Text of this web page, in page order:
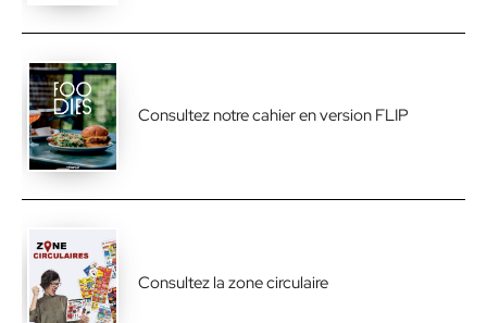
Consultez notre cahier en version FLIP
Consultez la zone circulaire